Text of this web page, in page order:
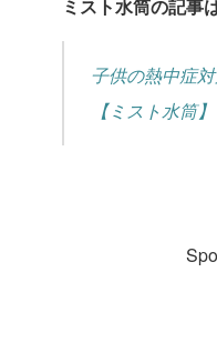
ミスト水筒の記事
子供の熱中症
【ミスト水筒